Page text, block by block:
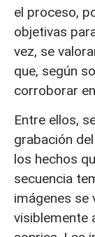
el proceso,
objetivas
vez, se
que, según
corroborar
Entre ellos,
grabación
los hechos
secuencia
imágenes se
visiblemente